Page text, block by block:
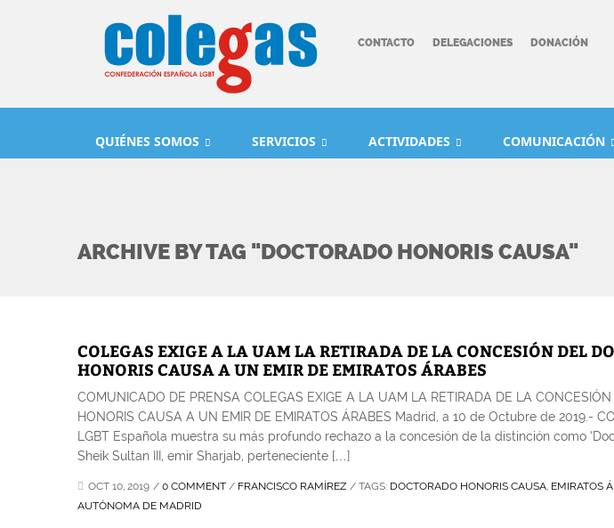
CONTACTO DELEGACIONES DONACIÓN
QUIÉNES SOMOS SERVICIOS ACTIVIDADES COMUNICACIÓN
ARCHIVE BY TAG "DOCTORADO HONORIS CAUSA"
COLEGAS EXIGE A LA UAM LA RETIRADA DE LA CONCESIÓN DEL
HONORIS CAUSA A UN EMIR DE EMIRATOS ÁRABES
COMUNICADO DE PRENSA COLEGAS EXIGE A LA UAM LA RETIRADA DE LA
HONORIS CAUSA A UN EMIR DE EMIRATOS ÁRABES Madrid, a 10 de Octubre de 2019.-
LGBT Española muestra su más profundo rechazo a la concesión de la distinción como
Sheik Sultan III, emir Sharjab, perteneciente […]
OCT 10, 2019 / 0 COMMENT / FRANCISCO RAMÍREZ / TAGS: DOCTORADO HONORIS CAUSA, EMIRATOS
AUTÓNOMA DE MADRID